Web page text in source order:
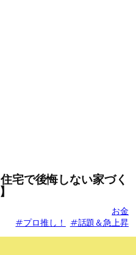
宅で後悔しない家づく
お金
#プロ推し！
#話題＆急上昇